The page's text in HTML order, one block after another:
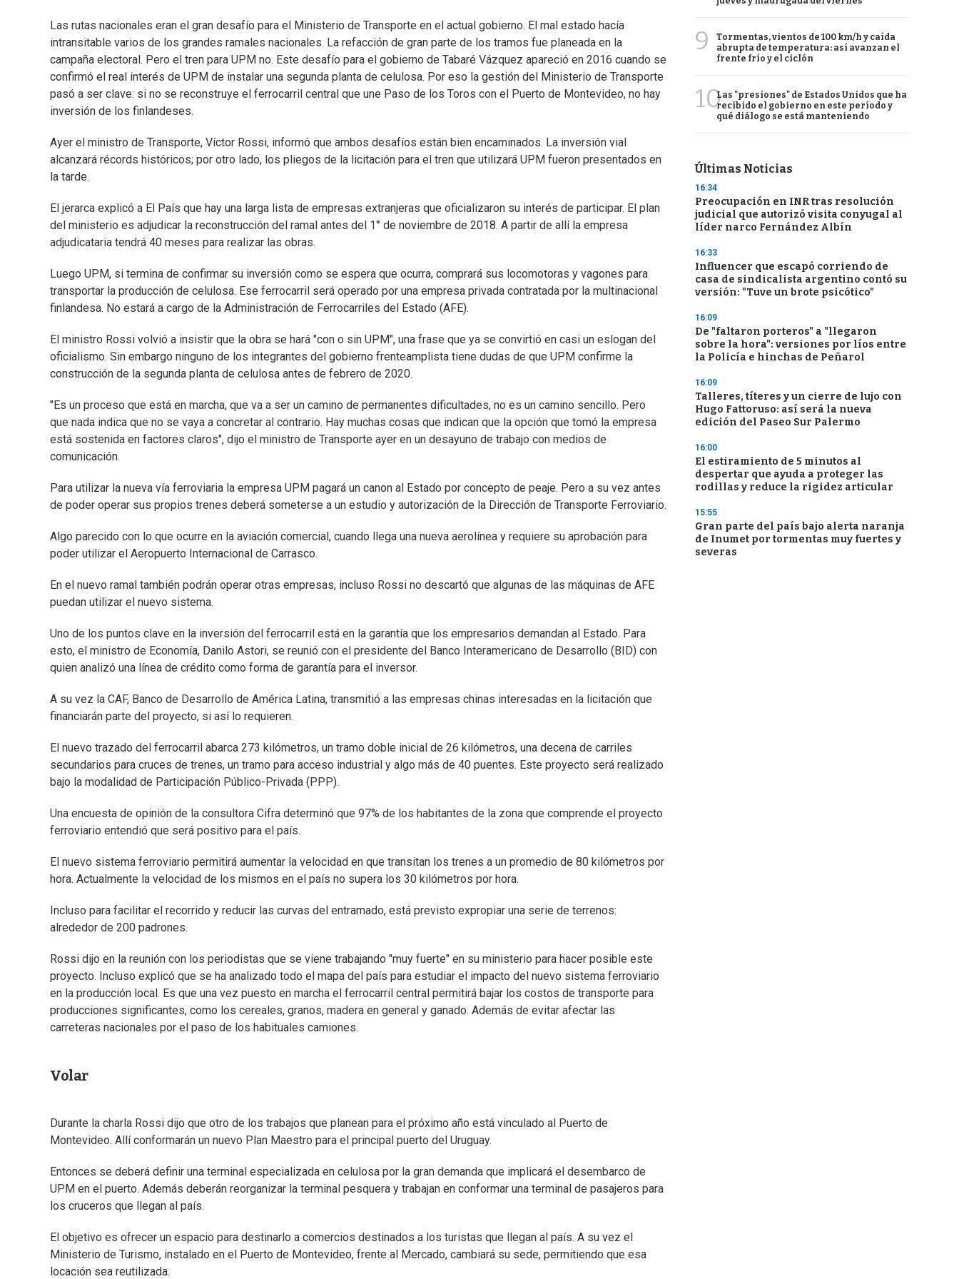
Las rutas nacionales eran el gran desafío para el Ministerio de Transporte en el actual gobierno. El mal estado hacía
intransitable varios de los grandes ramales nacionales. La refacción de gran parte de los tramos fue planeada en la
campaña electoral. Pero el tren para UPM no. Este desafío para el gobierno de Tabaré Vázquez apareció en 2016 cuando se
confirmó el real interés de UPM de instalar una segunda planta de celulosa. Por eso la gestión del Ministerio de Transporte
pasó a ser clave: si no se reconstruye el ferrocarril central que une Paso de los Toros con el Puerto de Montevideo, no hay
inversión de los finlandeses.
Ayer el ministro de Transporte, Víctor Rossi, informó que ambos desafíos están bien encaminados. La inversión vial
alcanzará récords históricos; por otro lado, los pliegos de la licitación para el tren que utilizará UPM fueron presentados en
la tarde.
El jerarca explicó a El País que hay una larga lista de empresas extranjeras que oficializaron su interés de participar. El plan
del ministerio es adjudicar la reconstrucción del ramal antes del 1° de noviembre de 2018. A partir de allí la empresa
adjudicataria tendrá 40 meses para realizar las obras.
Luego UPM, si termina de confirmar su inversión como se espera que ocurra, comprará sus locomotoras y vagones para
transportar la producción de celulosa. Ese ferrocarril será operado por una empresa privada contratada por la multinacional
finlandesa. No estará a cargo de la Administración de Ferrocarriles del Estado (AFE).
El ministro Rossi volvió a insistir que la obra se hará "con o sin UPM", una frase que ya se convirtió en casi un eslogan del
oficialismo. Sin embargo ninguno de los integrantes del gobierno frenteamplista tiene dudas de que UPM confirme la
construcción de la segunda planta de celulosa antes de febrero de 2020.
"Es un proceso que está en marcha, que va a ser un camino de permanentes dificultades, no es un camino sencillo. Pero
que nada indica que no se vaya a concretar al contrario. Hay muchas cosas que indican que la opción que tomó la empresa
está sostenida en factores claros", dijo el ministro de Transporte ayer en un desayuno de trabajo con medios de
comunicación.
Para utilizar la nueva vía ferroviaria la empresa UPM pagará un canon al Estado por concepto de peaje. Pero a su vez antes
de poder operar sus propios trenes deberá someterse a un estudio y autorización de la Dirección de Transporte Ferroviario.
Algo parecido con lo que ocurre en la aviación comercial, cuando llega una nueva aerolínea y requiere su aprobación para
poder utilizar el Aeropuerto Internacional de Carrasco.
En el nuevo ramal también podrán operar otras empresas, incluso Rossi no descartó que algunas de las máquinas de AFE
puedan utilizar el nuevo sistema.
Uno de los puntos clave en la inversión del ferrocarril está en la garantía que los empresarios demandan al Estado. Para
esto, el ministro de Economía, Danilo Astori, se reunió con el presidente del Banco Interamericano de Desarrollo (BID) con
quien analizó una línea de crédito como forma de garantía para el inversor.
A su vez la CAF, Banco de Desarrollo de América Latina, transmitió a las empresas chinas interesadas en la licitación que
financiarán parte del proyecto, si así lo requieren.
El nuevo trazado del ferrocarril abarca 273 kilómetros, un tramo doble inicial de 26 kilómetros, una decena de carriles
secundarios para cruces de trenes, un tramo para acceso industrial y algo más de 40 puentes. Este proyecto será realizado
bajo la modalidad de Participación Público-Privada (PPP).
Una encuesta de opinión de la consultora Cifra determinó que 97% de los habitantes de la zona que comprende el proyecto
ferroviario entendió que será positivo para el país.
El nuevo sistema ferroviario permitirá aumentar la velocidad en que transitan los trenes a un promedio de 80 kilómetros por
hora. Actualmente la velocidad de los mismos en el país no supera los 30 kilómetros por hora.
Incluso para facilitar el recorrido y reducir las curvas del entramado, está previsto expropiar una serie de terrenos:
alrededor de 200 padrones.
Rossi dijo en la reunión con los periodistas que se viene trabajando "muy fuerte" en su ministerio para hacer posible este
proyecto. Incluso explicó que se ha analizado todo el mapa del país para estudiar el impacto del nuevo sistema ferroviario
en la producción local. Es que una vez puesto en marcha el ferrocarril central permitirá bajar los costos de transporte para
producciones significantes, como los cereales, granos, madera en general y ganado. Además de evitar afectar las
carreteras nacionales por el paso de los habituales camiones.
Volar
Durante la charla Rossi dijo que otro de los trabajos que planean para el próximo año está vinculado al Puerto de
Montevideo. Allí conformarán un nuevo Plan Maestro para el principal puerto del Uruguay.
Entonces se deberá definir una terminal especializada en celulosa por la gran demanda que implicará el desembarco de
UPM en el puerto. Además deberán reorganizar la terminal pesquera y trabajan en conformar una terminal de pasajeros para
los cruceros que llegan al país.
El objetivo es ofrecer un espacio para destinarlo a comercios destinados a los turistas que llegan al país. A su vez el
Ministerio de Turismo, instalado en el Puerto de Montevideo, frente al Mercado, cambiará su sede, permitiendo que esa
locación sea reutilizada.
9
Tormentas, vientos de 100 km/h y caída
abrupta de temperatura: así avanzan el
frente frío y el ciclón
10Las "presiones" de Estados Unidos que ha
recibido el gobierno en este período y
qué diálogo se está manteniendo
Últimas Noticias
16:34
Preocupación en INR tras resolución
judicial que autorizó visita conyugal al
líder narco Fernández Albín
16:33
Influencer que escapó corriendo de
casa de sindicalista argentino contó su
versión: "Tuve un brote psicótico"
16:09
De "faltaron porteros" a "llegaron
sobre la hora": versiones por líos entre
la Policía e hinchas de Peñarol
16:09
Talleres, títeres y un cierre de lujo con
Hugo Fattoruso: así será la nueva
edición del Paseo Sur Palermo
16:00
El estiramiento de 5 minutos al
despertar que ayuda a proteger las
rodillas y reduce la rigidez articular
15:55
Gran parte del país bajo alerta naranja
de Inumet por tormentas muy fuertes y
severas